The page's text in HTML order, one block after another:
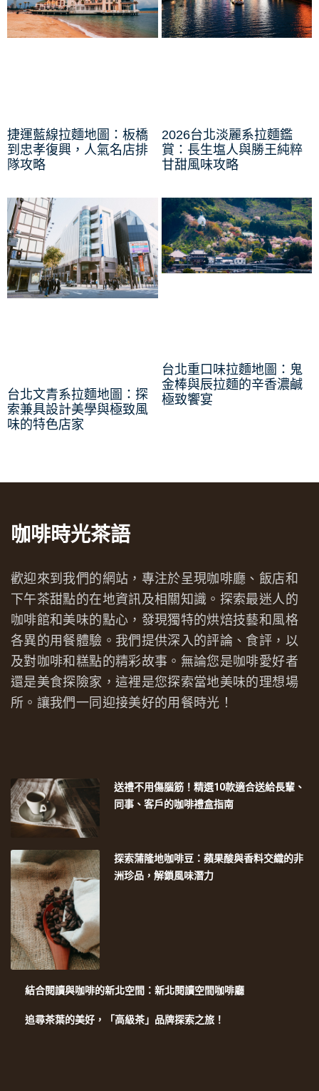
捷運藍線拉麵地圖：板橋
到忠孝復興，人氣名店排
隊攻略
2026台北淡麗系拉麵鑑
賞：長生塩人與勝王純粹
甘甜風味攻略
台北文青系拉麵地圖：探
索兼具設計美學與極致風
味的特色店家
台北重口味拉麵地圖：鬼
金棒與辰拉麵的辛香濃鹹
極致饗宴
咖啡時光茶語
歡迎來到我們的網站，專注於呈現咖啡廳、飯店和
下午茶甜點的在地資訊及相關知識。探索最迷人的
咖啡館和美味的點心，發現獨特的烘焙技藝和風格
各異的用餐體驗。我們提供深入的評論、食評，以
及對咖啡和糕點的精彩故事。無論您是咖啡愛好者
還是美食探險家，這裡是您探索當地美味的理想場
所。讓我們一同迎接美好的用餐時光！
送禮不用傷腦筋！精選10款適合送給長輩、
同事、客戶的咖啡禮盒指南
探索蒲隆地咖啡豆：蘋果酸與香料交織的非
洲珍品，解鎖風味潛力
結合閱讀與咖啡的新北空間：新北閱讀空間咖啡廳
追尋茶葉的美好，「高級茶」品牌探索之旅！